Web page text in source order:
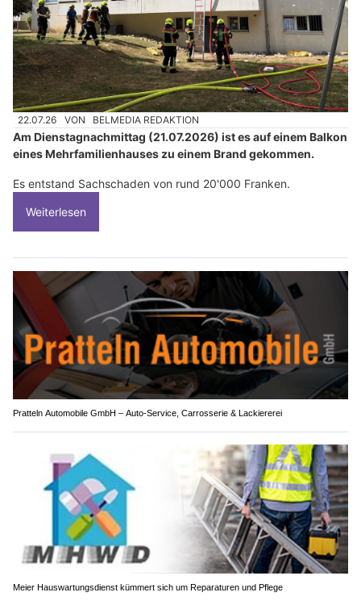
22.07.26 VON BELMEDIA REDAKTION
Am Dienstagnachmittag (21.07.2026) ist es auf einem Balkon
eines Mehrfamilienhauses zu einem Brand gekommen.
Es entstand Sachschaden von rund 20'000 Franken.
Weiterlesen
Pratteln Automobile GmbH – Auto-Service, Carrosserie & Lackiererei
Meier Hauswartungsdienst kümmert sich um Reparaturen und Pflege